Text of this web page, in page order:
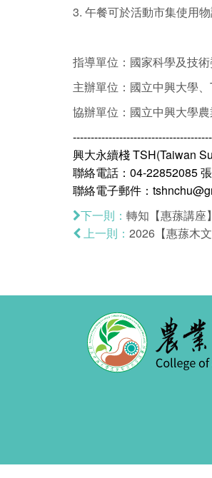
3. 午餐可於活動市集使用物
指導單位：國家科學及技
主辦單位：國立中興大學
協辦單位：國立中興大學
興大永續棧 TSH(Taiwan
聯絡電話：04-22852085
聯絡電子郵件：
下一則： 轉知【惠蓀講座
上一則： 2026【惠蓀木